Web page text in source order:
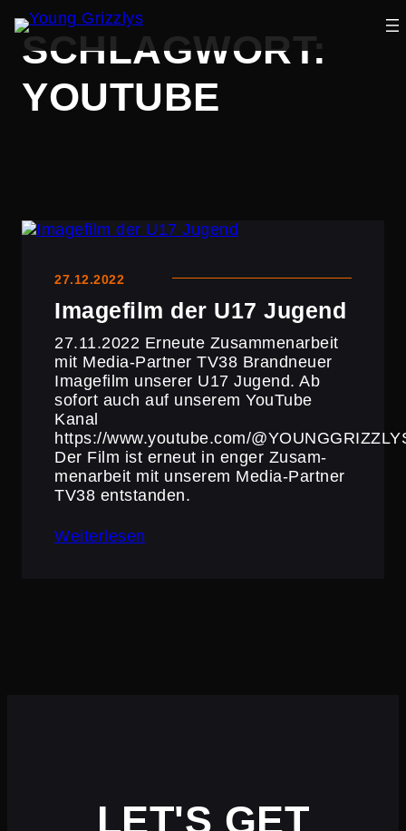
Zum
Inhalt
SCHLAGWORT:
YOUTUBE
27.12.2022
Imagefilm der U17 Jugend
27.11.2022 Erneute Zusam­men­ar­beit
mit Media-Partner TV38 Brand­neuer
Imagefilm unserer U17 Jugend. Ab
sofort auch auf unserem YouTube
Kanal
https://www.youtube.com/
Der Film ist erneut in enger Zusam­
men­ar­beit mit unserem Media-Partner
TV38 entstanden.
Weiterlesen
LET'S GET